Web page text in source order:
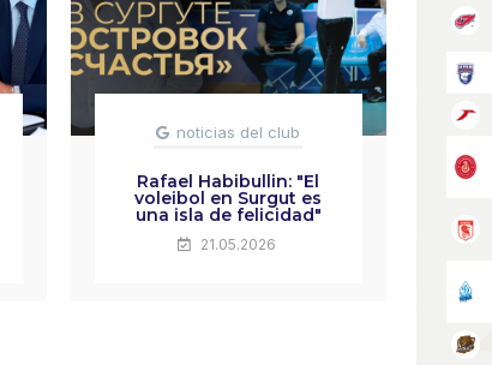
noticias del club
Rafael Habibullin: "El
voleibol en Surgut es
una isla de felicidad"
21.05.2026